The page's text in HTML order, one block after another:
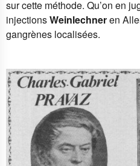
sur cette méthode. Qu’on en
injectionsWeinlechneren
gangrènes localisées.